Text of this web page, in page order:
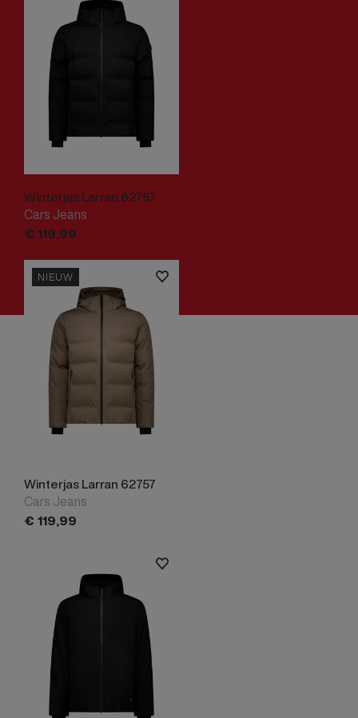
Winterjas Larran 62757
Cars Jeans
€ 119,99
NIEUW
Winterjas Larran 62757
Cars Jeans
€ 119,99